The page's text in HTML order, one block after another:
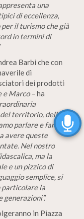
una
di eccellenza,
il turismo che già
in termini di
Barbi che con
di
dei prodotti
e Marco– ha
territorio, della
parlare e far
avere queste
Nel nostro
ma la
e un pizzico di
semplice, si
particolare la
generazioni”.
in Piazza